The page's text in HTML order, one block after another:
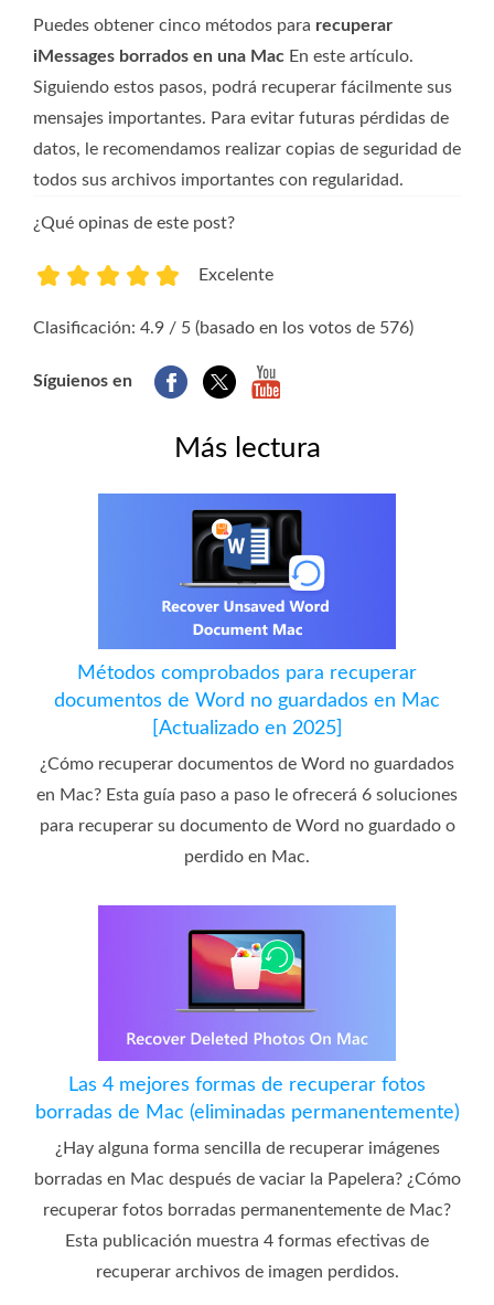
Puedes obtener cinco métodos para recuperar
iMessages borrados en una Mac En este artículo.
Siguiendo estos pasos, podrá recuperar fácilmente sus
mensajes importantes. Para evitar futuras pérdidas de
datos, le recomendamos realizar copias de seguridad de
todos sus archivos importantes con regularidad.
¿Qué opinas de este post?
Excelente
Clasificación: 4.9 / 5 (basado en los votos de 576)
Síguienos en
Más lectura
Métodos comprobados para recuperar
documentos de Word no guardados en Mac
[Actualizado en 2025]
¿Cómo recuperar documentos de Word no guardados
en Mac? Esta guía paso a paso le ofrecerá 6 soluciones
para recuperar su documento de Word no guardado o
perdido en Mac.
Las 4 mejores formas de recuperar fotos
borradas de Mac (eliminadas permanentemente)
¿Hay alguna forma sencilla de recuperar imágenes
borradas en Mac después de vaciar la Papelera? ¿Cómo
recuperar fotos borradas permanentemente de Mac?
Esta publicación muestra 4 formas efectivas de
recuperar archivos de imagen perdidos.